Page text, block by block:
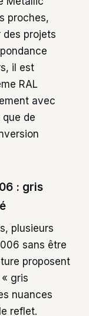
proches,
des projets
il est
RAL
avec
de
: gris
plusieurs
sans être
proposent
gris
nuances
reflet.